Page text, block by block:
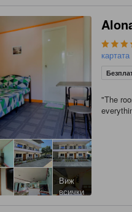
Виж
всички
картата
"The